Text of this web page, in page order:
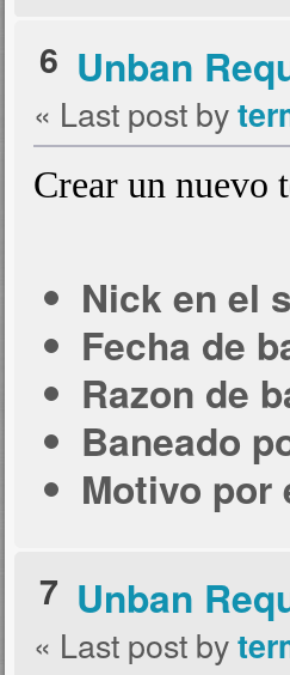
6 Unban
« Last post by
Crear un nuevo
Nick en el
Fecha de
Razon de
Baneado
Motivo por
7 Unban
« Last post by